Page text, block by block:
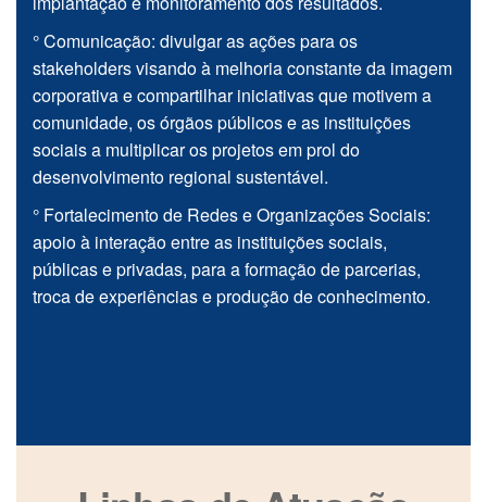
° Comunicação: divulgar as ações para os
stakeholders visando à melhoria constante da imagem
corporativa e compartilhar iniciativas que motivem a
comunidade, os órgãos públicos e as instituições
sociais a multiplicar os projetos em prol do
desenvolvimento regional sustentável.
° Fortalecimento de Redes e Organizações Sociais:
apoio à interação entre as instituições sociais,
públicas e privadas, para a formação de parcerias,
troca de experiências e produção de conhecimento.